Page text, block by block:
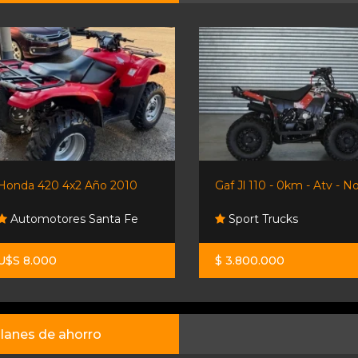
420 4x2 Año 2010
Automotores Santa Fe
8.000
Gaf Jl 110 - 0km - Atv -
Sport Trucks
$ 3.800.000
de ahorro